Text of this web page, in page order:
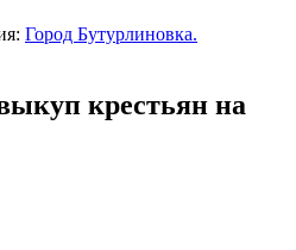
Город Бутурлиновка.
крестьян на